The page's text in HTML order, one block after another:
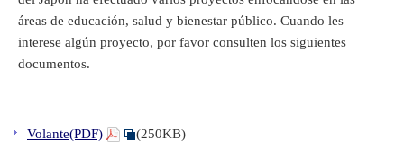
áreas de educación, salud y bienestar público. Cuando les
interese algún proyecto, por favor consulten los siguientes
documentos.
Volante(PDF) (250KB)